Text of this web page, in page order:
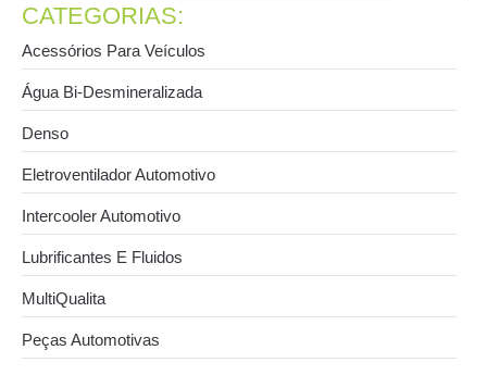
CATEGORIAS:
Acessórios Para Veículos
Água Bi-Desmineralizada
Denso
Eletroventilador Automotivo
Intercooler Automotivo
Lubrificantes E Fluidos
MultiQualita
Peças Automotivas